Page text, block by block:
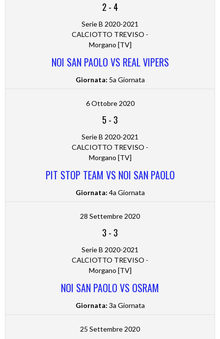
2 - 4
Serie B 2020-2021
CALCIOTTO TREVISO -
Morgano [TV]
NOI SAN PAOLO VS REAL VIPERS
Giornata: 5a Giornata
6 Ottobre 2020
5 - 3
Serie B 2020-2021
CALCIOTTO TREVISO -
Morgano [TV]
PIT STOP TEAM VS NOI SAN PAOLO
Giornata: 4a Giornata
28 Settembre 2020
3 - 3
Serie B 2020-2021
CALCIOTTO TREVISO -
Morgano [TV]
NOI SAN PAOLO VS OSRAM
Giornata: 3a Giornata
25 Settembre 2020